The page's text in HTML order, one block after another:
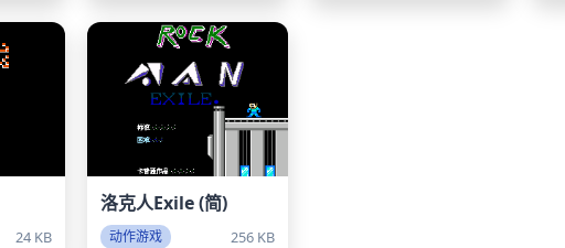
24 KB
洛克人Exile (简)
动作游戏 256 KB